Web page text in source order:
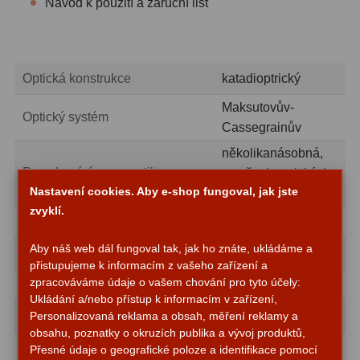
ADC, Tilting14
Komponenty78
Helical výtahy11
výtahům8
Sekundární zrcadla6
Příslušenství188
Redukce 1,25" a 2" 17
Návod k použití a záruční list
Optická konstrukce katadioptrický
Optický systém
Maksutovův-
Cassegrainův
Povrchová úprava optiky
několikanásobná,
na všech optických
plochách
Průměr objektivu (apertura), mm
Ohnisková vzdálenost, mm 1000
Maximální zvětšení, x 160
Světelnost f/12,5
Práh rozlišení, úhlových vteřin 1,73
Nastavení cookies. Aby e-shop fungoval, jak jste
zvyklí.
Aby náš web dál fungoval tak, jak ho znáte, ukládáme a
přistupujeme k informacím z vašeho zařízení a
zpracováváme údaje o vašem chování pro tyto účely:
Ukládání a/nebo přístup k informacím v zařízení,
Personalizovaná reklama a obsah, měření reklamy a
obsahu, poznatky o okruzích publika a vývoj produktů,
Přesné údaje o geografické poloze a identifikace pomocí